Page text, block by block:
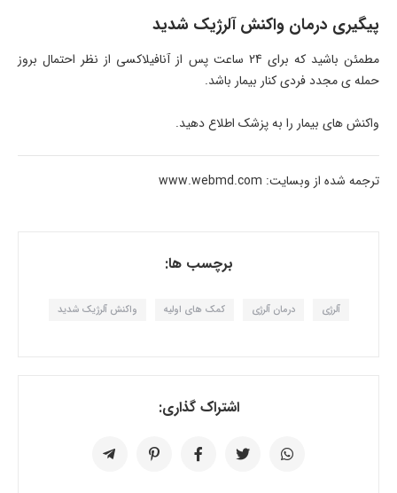
پیگیری درمان واکنش آلرژیک شدید
مطمئن باشید که برای 24 ساعت پس از آنافیلاکسی از نظر احتمال بروز
حمله ی مجدد فردی کنار بیمار باشد.
واکنش های بیمار را به پزشک اطلاع دهید.
ترجمه شده از وبسایت: www.webmd.com
برچسب ها:
آلرژی درمان آلرژی کمک های اولیه واکنش آلرژیک شدید
اشتراک گذاری: